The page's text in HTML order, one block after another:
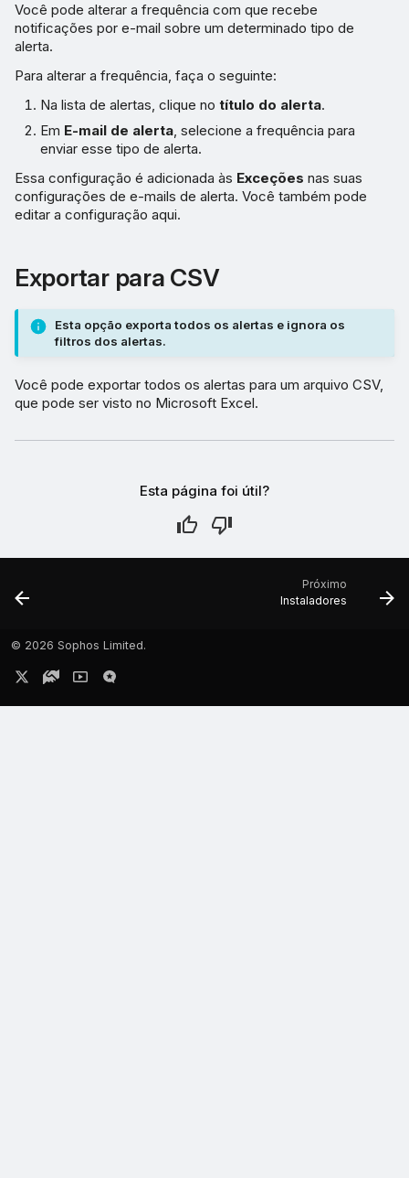
Você pode alterar a frequência com que recebe
notificações por e-mail sobre um determinado tipo de
alerta.
Para alterar a frequência, faça o seguinte:
Na lista de alertas, clique notítulo do alerta.
Em E-mail de alerta, selecione a frequência para
enviar esse tipo de alerta.
Essa configuração é adicionada às Exceções nas suas
configurações de e-mails de alerta. Você também pode
editar a configuração aqui.
Exportar para CSV
Esta opção exporta todos os alertas e ignora os
filtros dos alertas.
Você pode exportar todos os alertas para um arquivo CSV,
que pode ser visto no Microsoft Excel.
Esta página foi útil?
Próximo
Instaladores
© 2026 Sophos Limited.